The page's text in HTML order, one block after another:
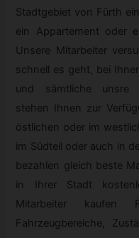
Stadtgebiet von Fürth
ein Appartement oder
Unsere Mitarbeiter
schnell es geht, bei
und sämtliche unsre
stehen Ihnen zur
östlichen oder im
im Südteil oder auch in
bezahlen gleich beste
in Ihrer Stadt
Mitarbeiter kaufen
Fahrzeugbereiche,